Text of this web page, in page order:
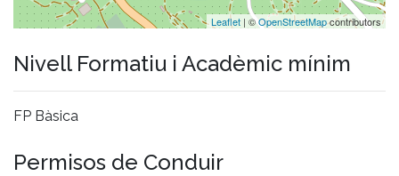
Leaflet | ©OpenStreetMapcontributors
Nivell Formatiu i Acadèmic mínim
FP Bàsica
Permisos de Conduir